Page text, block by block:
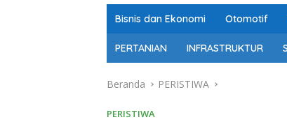
Bisnis dan Ekonomi Otomotif
PERTANIAN INFRASTRUKTUR
Beranda PERISTIWA
PERISTIWA